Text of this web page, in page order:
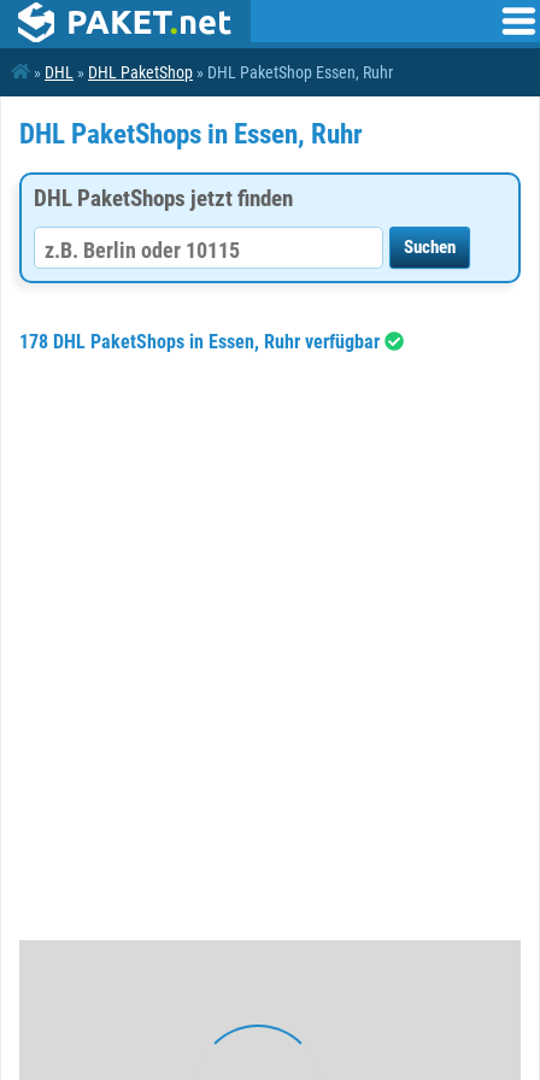
» DHL » DHL PaketShop » DHL PaketShop Essen, Ruhr
DHL PaketShops in Essen, Ruhr
DHL PaketShops jetzt finden
178 DHL PaketShops in Essen, Ruhr verfügbar